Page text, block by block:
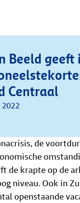
Beeld geeft
Centraal
2022
de
de krapte op de
niveau. Ook in
openstaande